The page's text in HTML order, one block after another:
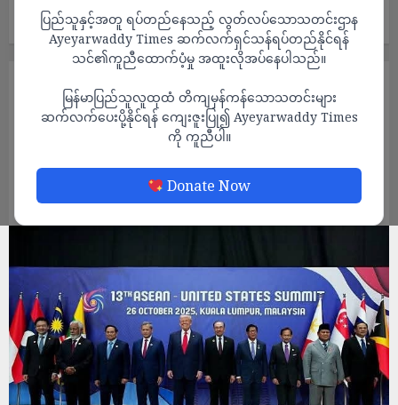
ပြည်သူနှင့်အတူ ရပ်တည်နေသည့် လွတ်လပ်သောသတင်းဌာန
Ayeyarwaddy Times ဆက်လက်ရှင်သန်ရပ်တည်နိုင်ရန်
သင်၏ကူညီထောက်ပံ့မှု အထူးလိုအပ်နေပါသည်။
မြန်မာပြည်သူလူထုထံ တိကျမှန်ကန်သောသတင်းများ
ဆက်လက်ပေးပို့နိုင်ရန် ကျေးဇူးပြု၍ Ayeyarwaddy Times
ကို ကူညီပါ။
Donate Now
ပေးရန် SAC-M တောင်းဆို
သတင်း
စစ်အုပ်စု၏ အကြမ်းဖက်မှုများ အဆုံးသတ်နိုင်
ရေးအတွက် ပိုမိုဖိအားပေးရန် SAC-M တောင်း
ဆို
ADMIN JANUARY 31, 2026